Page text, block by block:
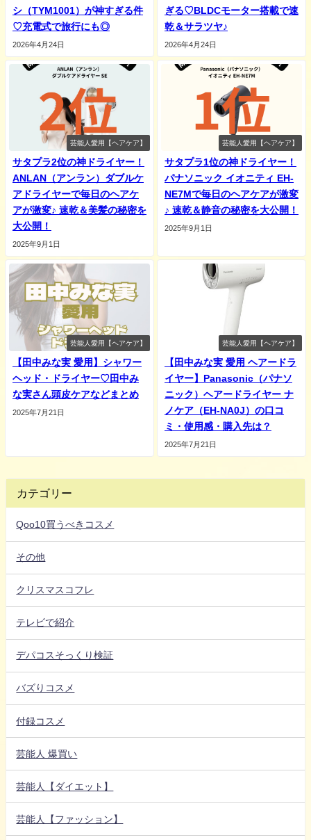
シ（TYM1001）が神すぎる件
♡充電式で旅行にも◎
2026年4月24日
ぎる♡BLDCモーター搭載で速
乾＆サラツヤ♪
2026年4月24日
芸能人愛用【ヘアケア】
サタプラ2位の神ドライヤー！
ANLAN（アンラン）ダブルケ
アドライヤーで毎日のヘアケ
アが激変♪ 速乾＆美髪の秘密を
大公開！
2025年9月1日
芸能人愛用【ヘアケア】
サタプラ1位の神ドライヤー！
パナソニック イオニティ EH-
NE7Mで毎日のヘアケアが激変
♪ 速乾＆静音の秘密を大公開！
2025年9月1日
芸能人愛用【ヘアケア】
【田中みな実 愛用】シャワー
ヘッド・ドライヤー♡田中み
な実さん頭皮ケアなどまとめ
2025年7月21日
芸能人愛用【ヘアケア】
【田中みな実 愛用 ヘアードラ
イヤー】Panasonic（パナソ
ニック）ヘアードライヤー ナ
ノケア（EH-NA0J）の口コ
ミ・使用感・購入先は？
2025年7月21日
カテゴリー
Qoo10買うべきコスメ
その他
クリスマスコフレ
テレビで紹介
デパコスそっくり検証
バズりコスメ
付録コスメ
芸能人 爆買い
芸能人【ダイエット】
芸能人【ファッション】